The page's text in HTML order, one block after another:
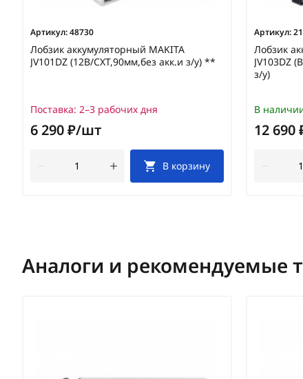
Артикул:48730
Лобзик аккумуляторный MAKITA
JV101DZ (12В/CXT,90мм,без акк.и з/у) **
Поставка: 2–3 рабочих дня
6 290 ₽/шт
В корзину
Артикул:
Лобзик
JV103DZ
з/у)
В
12
Аналоги и рекомендуемые